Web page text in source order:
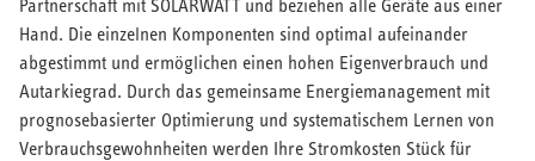
Partnerschaft mit SOLARWATT und beziehen alle Geräte aus einer
Hand. Die einzelnen Komponenten sind optimal aufeinander
abgestimmt und ermöglichen einen hohen Eigenverbrauch und
Autarkiegrad. Durch das gemeinsame Energiemanagement mit
prognosebasierter Optimierung und systematischem Lernen von
Verbrauchsgewohnheiten werden Ihre Stromkosten Stück für